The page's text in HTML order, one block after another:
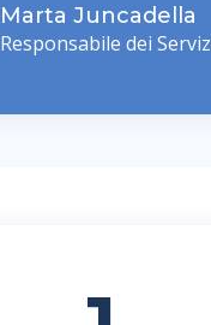
Marta Juncadella
Responsabile dei